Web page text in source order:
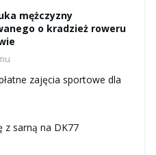
mężczyzny
o kradzież roweru
zajęcia sportowe dla
z sarną na DK77